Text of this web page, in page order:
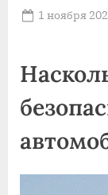
Posted
1 ноября